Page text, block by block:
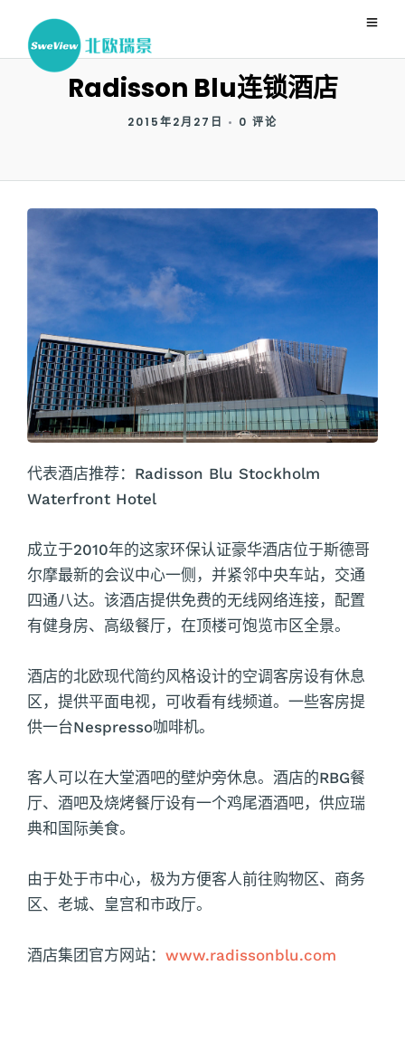
Radisson Blu连锁酒店
2015年2月27日 • 0 评论
代表酒店推荐：Radisson Blu Stockholm
Waterfront Hotel
成立于2010年的这家环保认证豪华酒店位于斯德哥
尔摩最新的会议中心一侧，并紧邻中央车站，交通
四通八达。该酒店提供免费的无线网络连接，配置
有健身房、高级餐厅，在顶楼可饱览市区全景。
酒店的北欧现代简约风格设计的空调客房设有休息
区，提供平面电视，可收看有线频道。一些客房提
供一台Nespresso咖啡机。
客人可以在大堂酒吧的壁炉旁休息。酒店的RBG餐
厅、酒吧及烧烤餐厅设有一个鸡尾酒酒吧，供应瑞
典和国际美食。
由于处于市中心，极为方便客人前往购物区、商务
区、老城、皇宫和市政厅。
酒店集团官方网站： www.radissonblu.com